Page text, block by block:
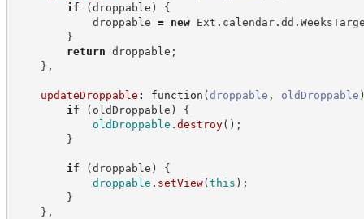
if
(droppable )
{
droppable = new Ext . calendar .dd .
}
return droppable ;
} ,
updateDroppable : function (droppable , oldDroppable
if
( oldDroppable )
{
oldDroppable .destroy( ) ;
}
if (droppable )
{
droppable . setView(this ) ;
}
} ,